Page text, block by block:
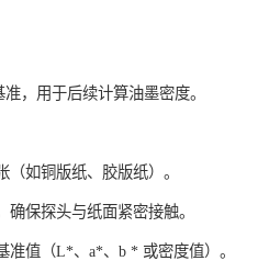
，用于后续计算油墨密度。
如铜版纸、胶版纸）。
保探头与纸面紧密接触。
值（L*、a*、b * 或密度值）。